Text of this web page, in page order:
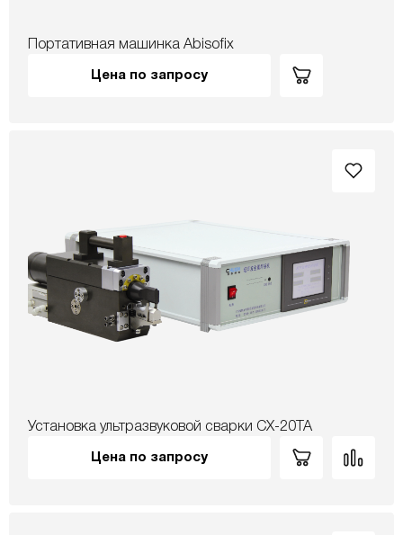
Портативная машинка Abisofix
Цена по запросу
Установка ультразвуковой сварки CX-20TA
Цена по запросу